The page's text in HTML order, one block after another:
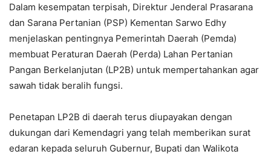
Dalam kesempatan terpisah, Direktur Jenderal Prasarana
dan Sarana Pertanian (PSP) Kementan Sarwo Edhy
menjelaskan pentingnya Pemerintah Daerah (Pemda)
membuat Peraturan Daerah (Perda) Lahan Pertanian
Pangan Berkelanjutan (LP2B) untuk mempertahankan agar
sawah tidak beralih fungsi.
Penetapan LP2B di daerah terus diupayakan dengan
dukungan dari Kemendagri yang telah memberikan surat
edaran kepada seluruh Gubernur, Bupati dan Walikota